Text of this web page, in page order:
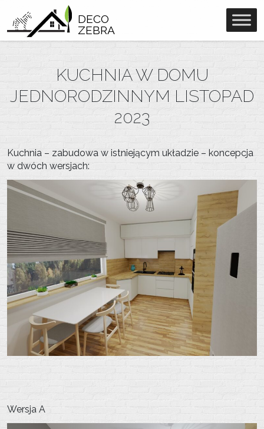
DECO
ZEBRA
KUCHNIA W DOMU
JEDNORODZINNYM LISTOPAD
2023
Kuchnia – zabudowa w istniejącym układzie – koncepcja
w dwóch wersjach:
Wersja A